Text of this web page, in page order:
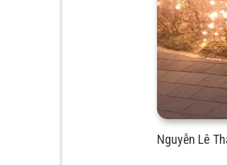
Nguyễn Lê